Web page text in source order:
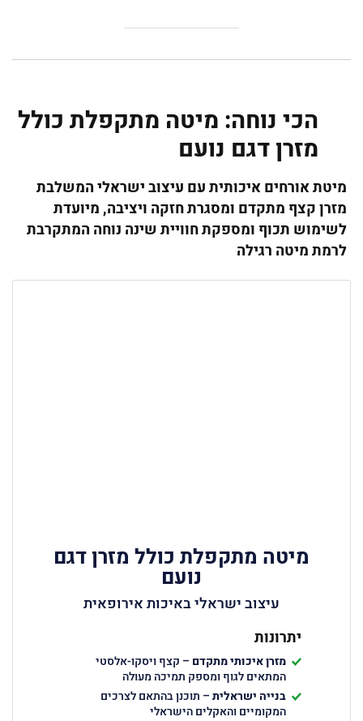
הכי נוחה: מיטה מתקפלת כולל
מזרן דגם נועם
מיטת אורחים איכותית עם עיצוב ישראלי המשלבת
מזרן קצף מתקדם ומסגרת חזקה ויציבה, מיועדת
לשימוש תכוף ומספקת חוויית שינה נוחה המתקרבת
לרמת מיטה רגילה
מיטה מתקפלת כולל מזרן דגם
נועם
עיצוב ישראלי באיכות אירופאית
יתרונות
מזרן איכותי מתקדם – קצף ויסקו-אלסטי
המתאים לגוף ומספק תמיכה מעולה
בנייה ישראלית– תוכנן בהתאם לצרכים
המקומיים והאקלים הישראלי